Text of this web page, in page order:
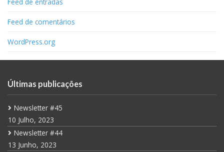
Feed de comentários
WordPress.org
Últimas publicações
Newsletter #45
10 Julho, 2023
Newsletter #44
13 Junho, 2023